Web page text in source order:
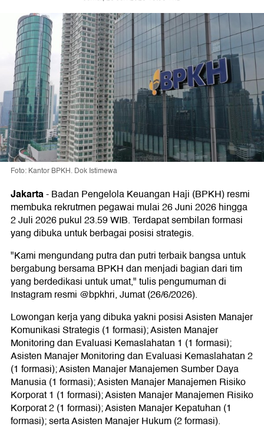
Foto: Kantor BPKH. Dok Istimewa
Jakarta-Badan Pengelola Keuangan Haji (BPKH) resmi
membuka rekrutmen pegawai mulai 26 Juni 2026 hingga
2 Juli 2026 pukul 23.59 WIB. Terdapat sembilan formasi
yang dibuka untuk berbagai posisi strategis.
"Kami mengundang putra dan putri terbaik bangsa untuk
bergabung bersama BPKH dan menjadi bagian dari tim
yang berdedikasi untuk umat," tulis pengumuman di
Instagram resmi @bpkhri, Jumat (26/6/2026).
Lowongan kerja yang dibuka yakni posisi Asisten Manajer
Komunikasi Strategis (1 formasi); Asisten Manajer
Monitoring dan Evaluasi Kemaslahatan 1 (1 formasi);
Asisten Manajer Monitoring dan Evaluasi Kemaslahatan 2
(1 formasi); Asisten Manajer Manajemen Sumber Daya
Manusia (1 formasi); Asisten Manajer Manajemen Risiko
Korporat 1 (1 formasi); Asisten Manajer Manajemen Risiko
Korporat 2 (1 formasi); Asisten Manajer Kepatuhan (1
formasi); serta Asisten Manajer Hukum (2 formasi).